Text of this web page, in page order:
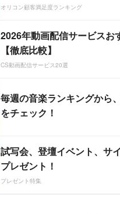
オリコン顧客満足度ランキング
2026年動画配信サービスお
【徹底比較】
CS動画配信サービス20選
毎週の音楽ランキングから
をチェック！
試写会、登壇イベント、サ
プレゼント！
プレゼント特集